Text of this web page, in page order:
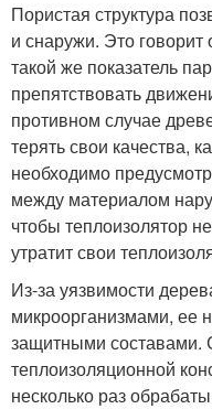
Пористая структура
и снаружи. Это говорит
такой же показатель
препятствовать
противном случае
терять свои качества,
необходимо
между материалом
чтобы теплоизолятор
утратит свои
Из-за уязвимости
микроорганизмами, ее
защитными составами.
теплоизоляционной
несколько раз